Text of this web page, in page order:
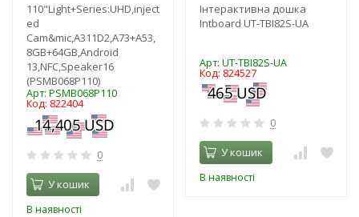
110"Light+Series:UHD,inject
ed
Cam&mic,A311D2,A73+A53,
8GB+64GB,Android
13,NFC,Speaker16
(PSMB068P110)
Арт: PSMB068P110
Код: 822404
0
У кошик
В наявності
Інтерактивна дошка
Intboard UT-TBI82S-UA
Арт: UT-TBI82S-UA
Код: 824527
0
У кошик
В наявності